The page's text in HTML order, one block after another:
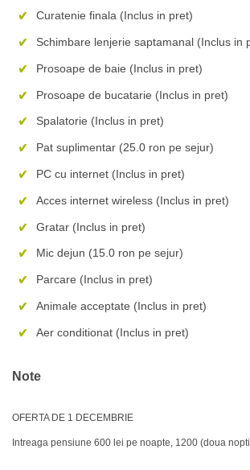
Curatenie finala (Inclus in pret)
Schimbare lenjerie saptamanal (Inclus in
Prosoape de baie (Inclus in pret)
Prosoape de bucatarie (Inclus in pret)
Spalatorie (Inclus in pret)
Pat suplimentar (25.0 ron pe sejur)
PC cu internet (Inclus in pret)
Acces internet wireless (Inclus in pret)
Gratar (Inclus in pret)
Mic dejun (15.0 ron pe sejur)
Parcare (Inclus in pret)
Animale acceptate (Inclus in pret)
Aer conditionat (Inclus in pret)
Note
OFERTA DE 1 DECEMBRIE
Intreaga pensiune 600 lei pe noapte, 1200 (doua